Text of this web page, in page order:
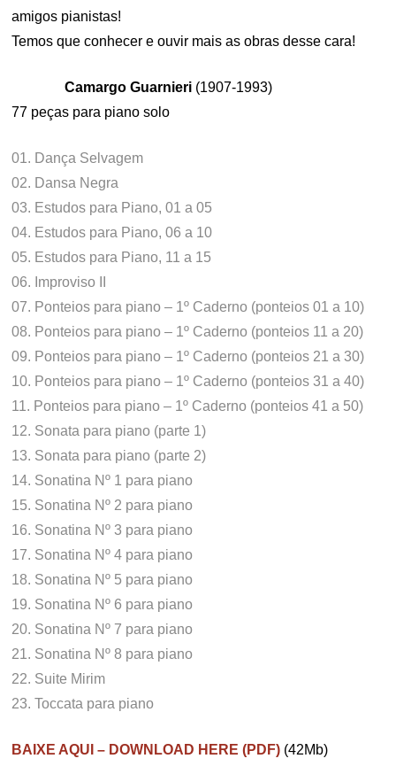
amigos pianistas!
Temos que conhecer e ouvir mais as obras desse cara!
Camargo Guarnieri (1907-1993)
77 peças para piano solo
01. Dança Selvagem
02. Dansa Negra
03. Estudos para Piano, 01 a 05
04. Estudos para Piano, 06 a 10
05. Estudos para Piano, 11 a 15
06. Improviso II
07. Ponteios para piano – 1º Caderno (ponteios 01 a 10)
08. Ponteios para piano – 1º Caderno (ponteios 11 a 20)
09. Ponteios para piano – 1º Caderno (ponteios 21 a 30)
10. Ponteios para piano – 1º Caderno (ponteios 31 a 40)
11. Ponteios para piano – 1º Caderno (ponteios 41 a 50)
12. Sonata para piano (parte 1)
13. Sonata para piano (parte 2)
14. Sonatina Nº 1 para piano
15. Sonatina Nº 2 para piano
16. Sonatina Nº 3 para piano
17. Sonatina Nº 4 para piano
18. Sonatina Nº 5 para piano
19. Sonatina Nº 6 para piano
20. Sonatina Nº 7 para piano
21. Sonatina Nº 8 para piano
22. Suite Mirim
23. Toccata para piano
BAIXE AQUI – DOWNLOAD HERE (PDF) (42Mb)